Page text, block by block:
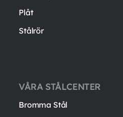
Plåt
Stålrör
VÅRA STÅLCENTER
Bromma Stål